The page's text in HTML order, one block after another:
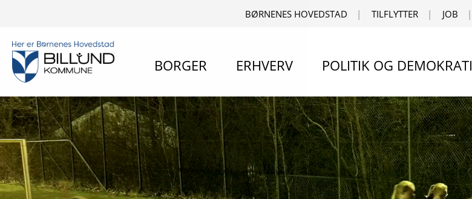
BØRNENES HOVEDSTAD TILFLYTTER JOB
BORGER ERHVERV POLITIK OG DEMOKRATI